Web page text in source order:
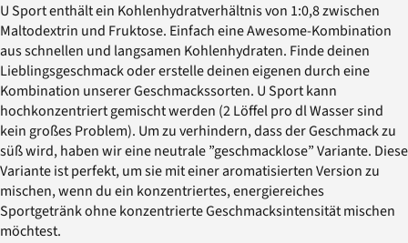
U Sport enthält ein Kohlenhydratverhältnis von 1:0,8 zwischen
Maltodextrin und Fruktose. Einfach eine Awesome-Kombination
aus schnellen und langsamen Kohlenhydraten. Finde deinen
Lieblingsgeschmack oder erstelle deinen eigenen durch eine
Kombination unserer Geschmackssorten. U Sport kann
hochkonzentriert gemischt werden (2 Löffel pro dl Wasser sind
kein großes Problem). Um zu verhindern, dass der Geschmack zu
süß wird, haben wir eine neutrale ”geschmacklose” Variante. Diese
Variante ist perfekt, um sie mit einer aromatisierten Version zu
mischen, wenn du ein konzentriertes, energiereiches
Sportgetränk ohne konzentrierte Geschmacksintensität mischen
möchtest.